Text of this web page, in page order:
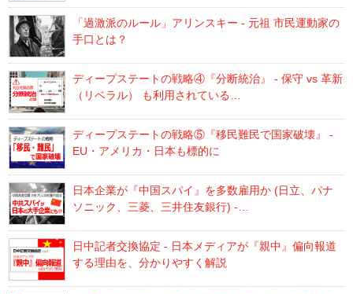
「過激派のルール」アリンスキー - 元祖 市民運動家の
手口とは？
ディープステートの戦略④『分断統治』 - 保守 vs 革新
（リベラル） も利用されている…
ディープステートの戦略⑤『移民難民で国家破壊』 -
EU・アメリカ・日本も標的に
日本企業が『中国スパイ』を多数雇用か (日立、パナ
ソニック、三菱、三井住友銀行) -…
日中記者交換協定 - 日本メディアが『親中』偏向報道
する理由を、分かりやすく解説